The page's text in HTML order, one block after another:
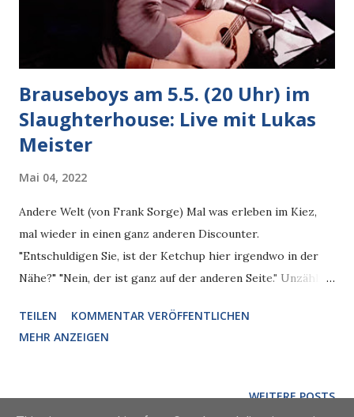
Brauseboys am 5.5. (20 Uhr) im
Slaughterhouse: Live mit Lukas
Meister
Mai 04, 2022
Andere Welt (von Frank Sorge) Mal was erleben im Kiez,
mal wieder in einen ganz anderen Discounter.
"Entschuldigen Sie, ist der Ketchup hier irgendwo in der
Nähe?" "Nein, der ist ganz auf der anderen Seite." Unzählige
haben will. Ach, schau, hier werden besonders teure
Marken wie zu Hause mit Sonderangebots-Farbe
TEILEN
KOMMENTAR VERÖFFENTLICHEN
MEHR ANZEIGEN
WEITERE POSTS